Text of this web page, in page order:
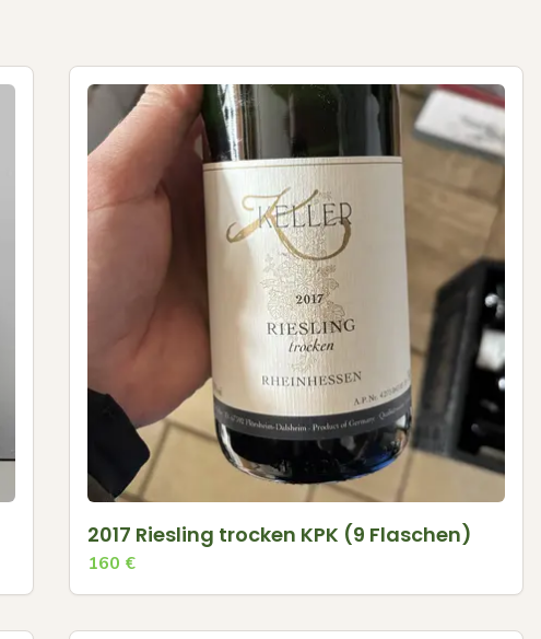
2017 Riesling trocken KPK (9 Flaschen)
160 €